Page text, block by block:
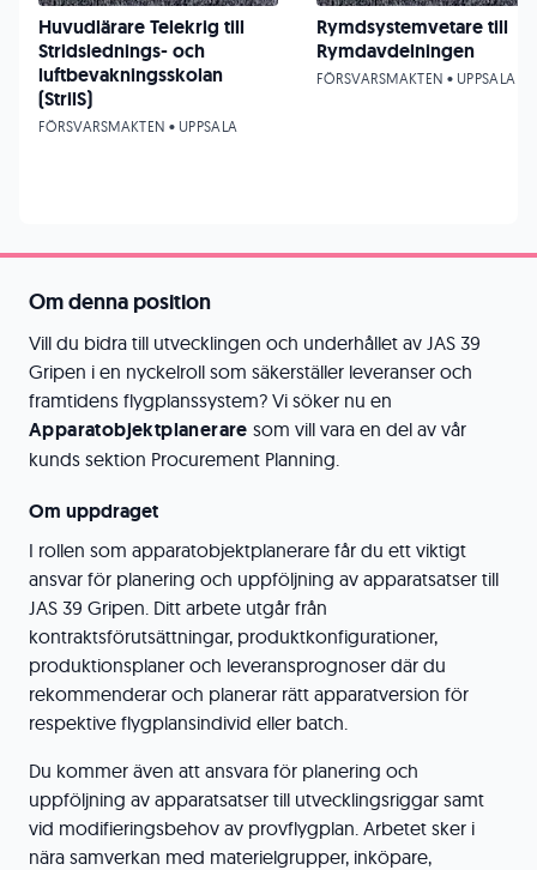
Om denna position
Vill du bidra till utvecklingen och underhållet av JAS 39
Gripen i en nyckelroll som säkerställer leveranser och
framtidens flygplanssystem? Vi söker nu en
Apparatobjektplanerare som vill vara en del av vår
kunds sektion Procurement Planning.
Om uppdraget
I rollen som apparatobjektplanerare får du ett viktigt
ansvar för planering och uppföljning av apparatsatser till
JAS 39 Gripen. Ditt arbete utgår från
kontraktsförutsättningar, produktkonfigurationer,
produktionsplaner och leveransprognoser där du
rekommenderar och planerar rätt apparatversion för
respektive flygplansindivid eller batch.
Du kommer även att ansvara för planering och
uppföljning av apparatsatser till utvecklingsriggar samt
vid modifieringsbehov av provflygplan. Arbetet sker i
nära samverkan med materielgrupper, inköpare,
Huvudlärare Telekrig till
Stridslednings- och
luftbevakningsskolan
(StrilS)
FÖRSVARSMAKTEN • UPPSALA
Rymdsystemvetare till
Rymdavdelningen
FÖRSVARSMAKTEN • UPPSALA